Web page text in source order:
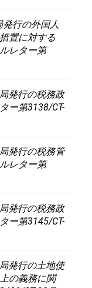
行の外国人
置に対する
レター第
発行の税務政
ー第3138/CT-
発行の税務管
レター第
発行の税務政
ー第3145/CT-
発行の土地使
の義務に関